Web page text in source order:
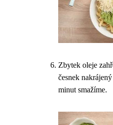
Zbytek oleje
česnek
minut smažíme.